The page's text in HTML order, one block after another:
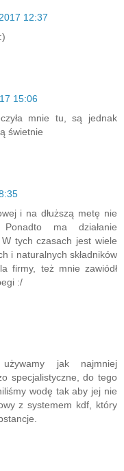
12:37
15:06
mnie tu, są jednak
świetnie
i na dłuższą metę nie
ma działanie
tych czasach jest wiele
i naturalnych składników
firmy, też mnie zawiódł
:/
jak najmniej
specjalistyczne, do tego
wodę tak aby jej nie
z systemem kdf, który